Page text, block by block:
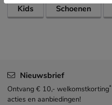
Kids Schoenen
Nieuwsbrief
Ontvang € 10,- welkomstkorting*
acties en aanbiedingen!